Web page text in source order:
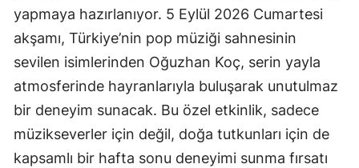
yapmaya hazırlanıyor. 5 Eylül 2026 Cumartesi
akşamı, Türkiye’nin pop müziği sahnesinin
sevilen isimlerinden Oğuzhan Koç, serin yayla
atmosferinde hayranlarıyla buluşarak unutulmaz
bir deneyim sunacak. Bu özel etkinlik, sadece
müzikseverler için değil, doğa tutkunları için de
kapsamlı bir hafta sonu deneyimi sunma fırsatı